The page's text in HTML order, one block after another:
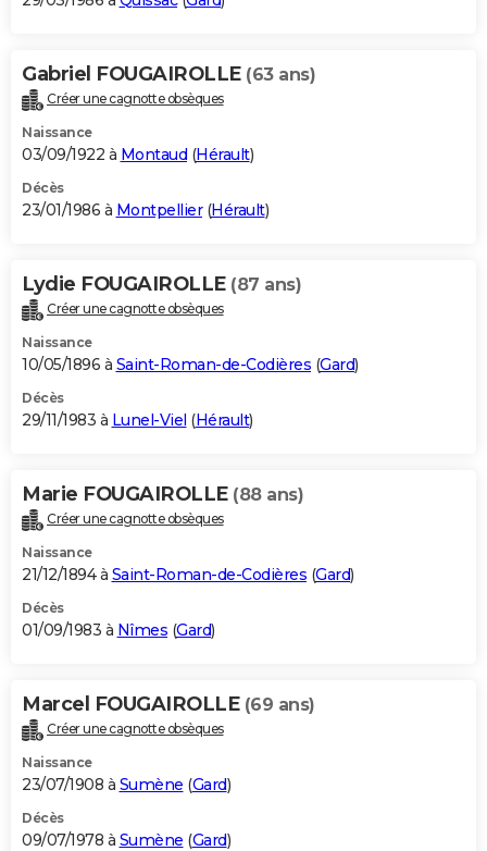
Gabriel FOUGAIROLLE (63 ans)
Créer une cagnotte obsèques
Naissance
03/09/1922 à Montaud (Hérault)
Décès
23/01/1986 à Montpellier(Hérault)
Lydie FOUGAIROLLE (87 ans)
Créer une cagnotte obsèques
Naissance
10/05/1896 à Saint-Roman-de-Codières (Gard)
Décès
29/11/1983 à Lunel-Viel (Hérault)
Marie FOUGAIROLLE (88 ans)
Créer une cagnotte obsèques
Naissance
21/12/1894 à Saint-Roman-de-Codières (Gard)
Décès
01/09/1983 à Nîmes (Gard)
Marcel FOUGAIROLLE (69 ans)
Créer une cagnotte obsèques
Naissance
23/07/1908 à Sumène (Gard)
Décès
09/07/1978 à Sumène (Gard)